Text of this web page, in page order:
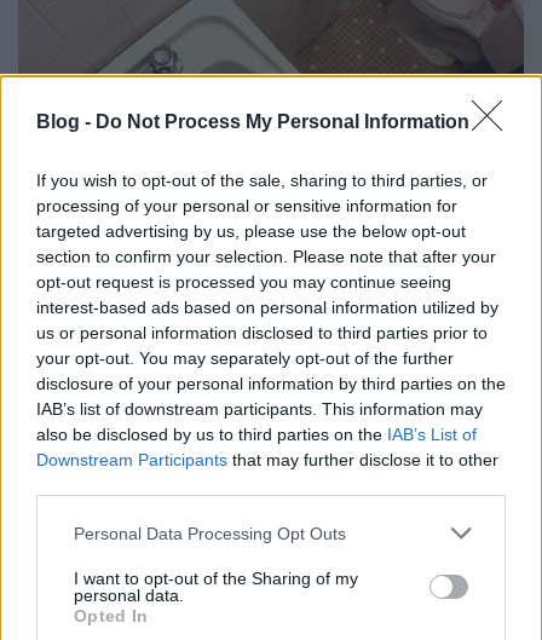
Blog - Do Not Process My Personal Information
If you wish to opt-out of the sale, sharing to third parties, or
processing of your personal or sensitive information for
targeted advertising by us, please use the below opt-out
section to confirm your selection. Please note that after your
opt-out request is processed you may continue seeing
interest-based ads based on personal information utilized by
us or personal information disclosed to third parties prior to
your opt-out. You may separately opt-out of the further
disclosure of your personal information by third parties on the
IAB’s list of downstream participants. This information may
also be disclosed by us to third parties on the IAB’s List of
Downstream Participants that may further disclose it to other
Please note that this website/app uses one or more Google
not limited to your visit or usage behaviour. You may click to
grant or deny consent to Google and its third-party tags to
use your data for below specified purposes in below Google
Personal Data Processing Opt Outs
I want to opt-out of the Sharing of my
personal data.
Opted In
Worstroomegyike azoknak a mókás blogoknak,
melyek ingatlanhirdetéseket posztolnak poénos
képalákkal, szóval mikor azt olvastam legutóbbi ...
Elég ha beszólsz a Facebookon és a
városvezetés újratervezi a
közlekedést - Futurista
Zubreczki Dávid •2013. június 06.